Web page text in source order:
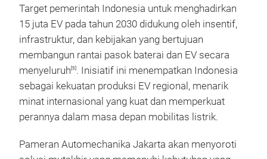
Target pemerintah Indonesia untuk menghadirkan
15 juta EV pada tahun 2030 didukung oleh insentif,
infrastruktur, dan kebijakan yang bertujuan
membangun rantai pasok baterai dan EV secara
menyeluruh[5]. Inisiatif ini menempatkan Indonesia
sebagai kekuatan produksi EV regional, menarik
minat internasional yang kuat dan memperkuat
perannya dalam masa depan mobilitas listrik.
Pameran Automechanika Jakarta akan menyoroti